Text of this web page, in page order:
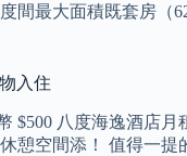
間最大面積既套房（
入住
$500 八度海逸酒店月
憩空間添！ 值得一提